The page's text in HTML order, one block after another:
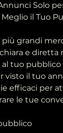
Solo
il Tuo
più grandi
e diretta
tuo
visto il tuo
efficaci per
le tue